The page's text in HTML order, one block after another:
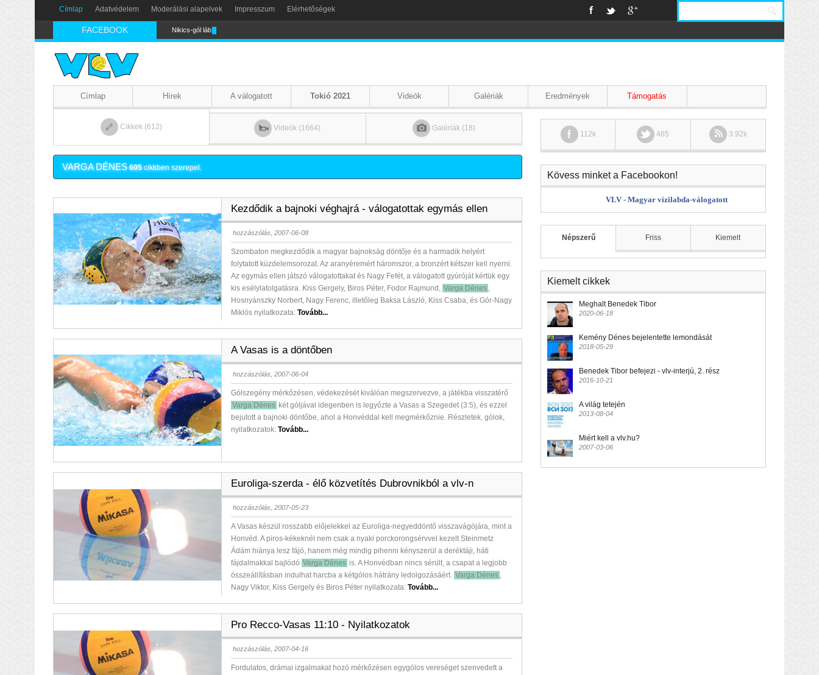
Címlap Adatvédelem Moderálási alapelvek Impresszum Elérhetőségek
FACEBOOK Nikics-gól lábbal
Címlap Hírek A válogatott Tokió 2021 Videók Galériák Eredmények Támogatás
Cikkek (612) Videók (1664) Galériák (18)
VARGA DÉNES 605cikkben szerepel.
Kezdődik a bajnoki véghajrá - válogatottak egymás ellen
hozzászólás, 2007-06-08
Szombaton megkezdődik a magyar bajnokság döntője és a harmadik helyért
folytatott küzdelemsorozat. Az aranyéremért háromszor, a bronzért kétszer kell nyerni.
Az egymás ellen játszó válogatottakat és Nagy Fefét, a válogatott gyúróját kértük egy
kis esélylatolgatásra. Kiss Gergely, Biros Péter, Fodor Rajmund, Varga Dénes ,
Hosnyánszky Norbert, Nagy Ferenc, illetőleg Baksa László, Kiss Csaba, és Gór-Nagy
Miklós nyilatkozata:Tovább...
A Vasas is a döntőben
hozzászólás, 2007-06-04
Gólszegény mérkőzésen, védekezését kiválóan megszervezve, a játékba visszatérő
Varga Dénes két góljával idegenben is legyőzte a Vasas a Szegedet (3:5), és ezzel
bejutott a bajnoki döntőbe, ahol a Honvéddal kell megmérkőznie. Részletek, gólok,
nyilatkozatok:Tovább...
Euroliga-szerda - élő közvetítés Dubrovnikból a vlv-n
hozzászólás, 2007-05-23
A Vasas készül rosszabb előjelekkel az Euroliga-negyeddöntő visszavágójára, mint a
Honvéd. A piros-kékeknél nem csak a nyaki porckorongsérvvel kezelt Steinmetz
Ádám hiánya lesz fájó, hanem még mindig pihenni kényszerül a deréktáji, háti
fájdalmakkal bajlódó Varga Dénes is. A Honvédban nincs sérült, a csapat a legjobb
összeállításban indulhat harcba a kétgólos hátrány ledolgozásáért. Varga Dénes ,
Nagy Viktor, Kiss Gergely és Biros Péter nyilatkozata:Tovább...
Pro Recco-Vasas 11:10 - Nyilatkozatok
hozzászólás, 2007-04-16
Fordulatos, drámai izgalmakat hozó mérkőzésen egygólos vereséget szenvedett a
112k 465 3.92k
Kövess minket a Facebookon!
VLV - Magyar vízilabda-válogatott
Népszerű Friss Kiemelt
Kiemelt cikkek
Meghalt Benedek Tibor
2020-06-18
Kemény Dénes bejelentette lemondását
2018-05-29
Benedek Tibor befejezi - vlv-interjú, 2. rész
2016-10-21
A világ tetején
2013-08-04
Miért kell a vlv.hu?
2007-03-06